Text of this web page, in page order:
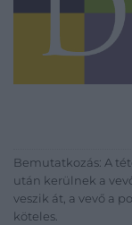
Bemutatkozás: A
után kerülnek a
veszik át, a vevő a
köteles.